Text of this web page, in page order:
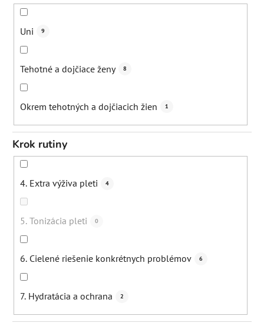
Zmiernenie vypadávania vlasov
Uni 9
Tehotné a dojčiace ženy 8
Okrem tehotných a dojčiacich žien 1
Krok rutiny
4. Extra výživa pleti 4
5. Tonizácia pleti 0
6. Cielené riešenie konkrétnych problémov 6
7. Hydratácia a ochrana 2